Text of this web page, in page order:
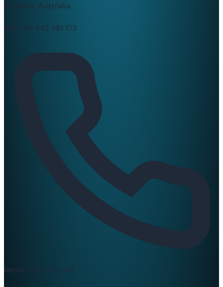
Brisbane, Australia
84 642 381 173